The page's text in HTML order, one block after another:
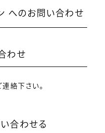
へのお問い合わせ
わせ
連絡下さい。
合わせる